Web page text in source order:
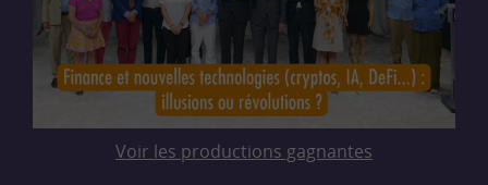
Voir les productions gagnantes